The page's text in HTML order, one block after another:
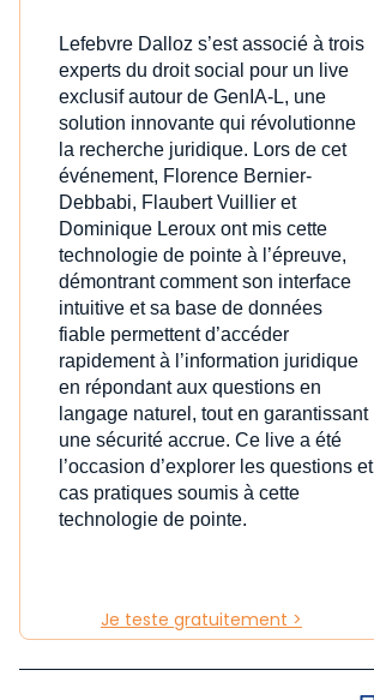
Lefebvre Dalloz s’est associé à trois
experts du droit social pour un live
exclusif autour de GenIA‑L, une
solution innovante qui révolutionne
la recherche juridique. Lors de cet
événement, Florence Bernier-
Debbabi, Flaubert Vuillier et
Dominique Leroux ont mis cette
technologie de pointe à l’épreuve,
démontrant comment son interface
intuitive et sa base de données
fiable permettent d’accéder
rapidement à l’information juridique
en répondant aux questions en
langage naturel, tout en garantissant
une sécurité accrue. Ce live a été
l’occasion d’explorer les questions et
cas pratiques soumis à cette
technologie de pointe.
Je teste gratuitement >